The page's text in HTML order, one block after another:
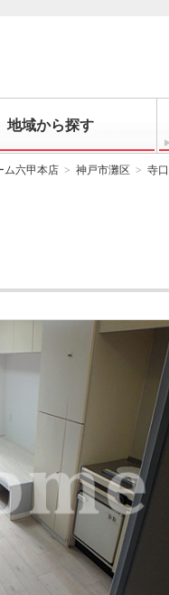
地域から探す
ム六甲本店 神戸市灘区 寺